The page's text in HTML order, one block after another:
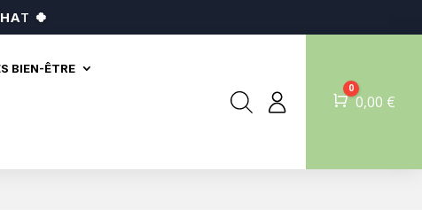
T 🍀
BIEN-ÊTRE
Panier
0
0,00 €